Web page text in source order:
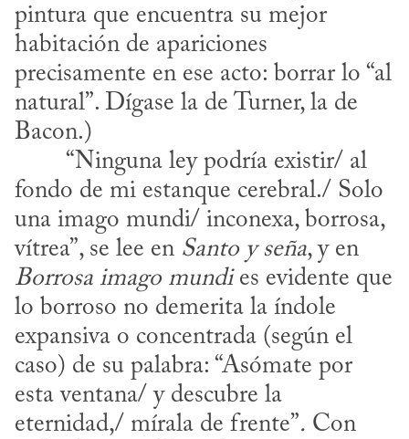
pintura que encuentra su mejor
habitación de apariciones
precisamente en ese acto: borrar lo “al
natural”. Dígase la de Turner, la de
Bacon.)
fondo de mi estanque cerebral./ Solo
una imago mundi/ inconexa, borrosa,
vítrea”, se lee en Santo y seña
Borrosa imago mundi es evidente que
lo borroso no demerita la índole
expansiva o concentrada (según el
caso) de su palabra: “Asómate por
esta ventana/ y descubre la
eternidad,/ mírala de frente”. Con